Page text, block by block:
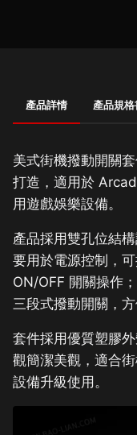
產品詳情 產品規格
美式街機撥動開關
打造，適用於
用遊戲娛樂設備。
產品採用雙孔位結
要用於電源控制，
ON/OFF 開關操作
三段式撥動開關，方
套件採用優質塑膠
觀簡潔美觀，適合
設備升級使用。